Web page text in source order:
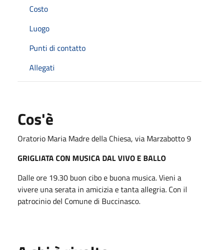
Costo
Luogo
Punti di contatto
Allegati
Cos'è
Oratorio Maria Madre della Chiesa, via Marzabotto 9
GRIGLIATA CON MUSICA DAL VIVO E BALLO
Dalle ore 19.30 buon cibo e buona musica. Vieni a
vivere una serata in amicizia e tanta allegria. Con il
patrocinio del Comune di Buccinasco.